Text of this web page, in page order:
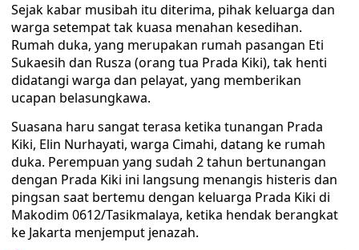
Sejak kabar musibah itu diterima, pihak keluarga dan
warga setempat tak kuasa menahan kesedihan.
Rumah duka, yang merupakan rumah pasangan Eti
Sukaesih dan Rusza (orang tua Prada Kiki), tak henti
didatangi warga dan pelayat, yang memberikan
ucapan belasungkawa.
Suasana haru sangat terasa ketika tunangan Prada
Kiki, Elin Nurhayati, warga Cimahi, datang ke rumah
duka. Perempuan yang sudah 2 tahun bertunangan
dengan Prada Kiki ini langsung menangis histeris dan
pingsan saat bertemu dengan keluarga Prada Kiki di
Makodim 0612/Tasikmalaya, ketika hendak berangkat
ke Jakarta menjemput jenazah.